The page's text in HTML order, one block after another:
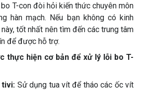
T-con đòi hỏi kiến thức chuyên môn
hàn mạch. Nếu bạn không có kinh
tốt nhất nên tìm đến các trung tâm
để được hỗ trợ.
thực hiện cơ bản để xử lý lỗi bo T-
tivi: Sử dụng tua vít để tháo các ốc vít